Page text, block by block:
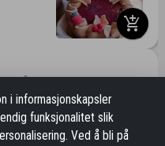
add_shopping_cart
på
add_shopping_cart
i informasjonskapsler
funksjonalitet slik
Ved å bli på